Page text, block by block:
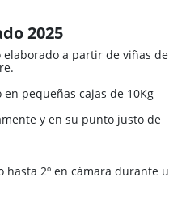
2025
elaborado a partir de viñas
en pequeñas cajas de 10Kg
y en su punto justo de
hasta 2º en cámara durante